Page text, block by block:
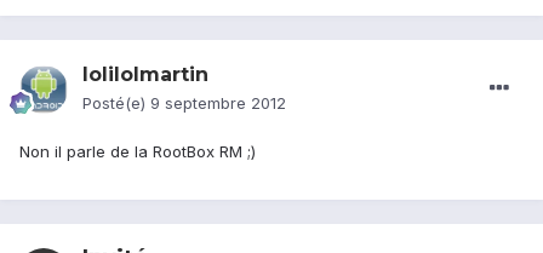
lolilolmartin
Posté(e) 9 septembre 2012
Non il parle de la RootBox RM ;)